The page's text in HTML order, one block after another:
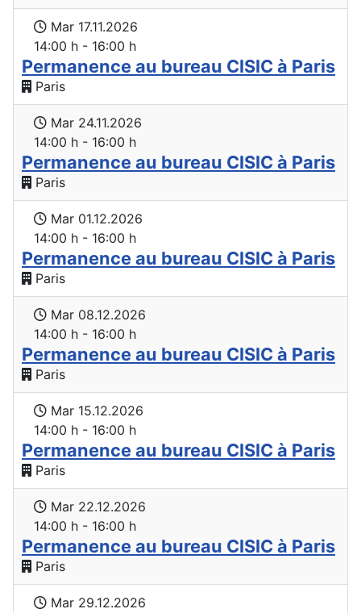
Mar 17.11.2026
14:00 h - 16:00 h
Permanence au bureau CISIC à Paris
Paris
Mar 24.11.2026
14:00 h - 16:00 h
Permanence au bureau CISIC à Paris
Paris
Mar 01.12.2026
14:00 h - 16:00 h
Permanence au bureau CISIC à Paris
Paris
Mar 08.12.2026
14:00 h - 16:00 h
Permanence au bureau CISIC à Paris
Paris
Mar 15.12.2026
14:00 h - 16:00 h
Permanence au bureau CISIC à Paris
Paris
Mar 22.12.2026
14:00 h - 16:00 h
Permanence au bureau CISIC à Paris
Paris
Mar 29.12.2026